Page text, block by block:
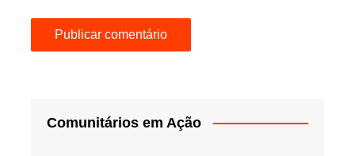
Comunitários em Ação